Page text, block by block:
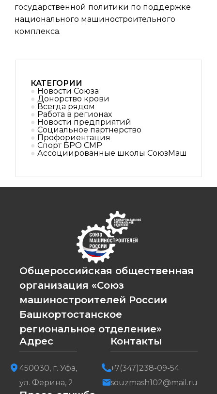
государственной политики по поддержке
национального машиностроительного
комплекса.
КАТЕГОРИИ
Новости Союза
Донорство крови
Всегда рядом
Работа в регионах
Новости предприятий
Социальное партнерствo
Профориентация
Спорт БРО СМР
Ассоциированные школы СоюзМаш
Общероссийская общественная
организация «Союз
машиностроителей России
Башкортостанское
региональное отделение»
Адрес
450030, г. Уфа,
ул. Ферина, 2
Контакты
+7(347)238-09-54
souzmash102@mail.ru